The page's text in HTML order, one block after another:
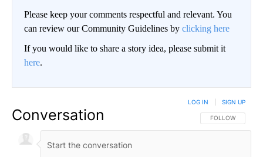
Please keep your comments respectful and relevant. You
can review our Community Guidelines by clicking here
If you would like to share a story idea, please submit it
here.
Conversation FOLLOW THIS
FOLLOW
LOG IN SIGN UP